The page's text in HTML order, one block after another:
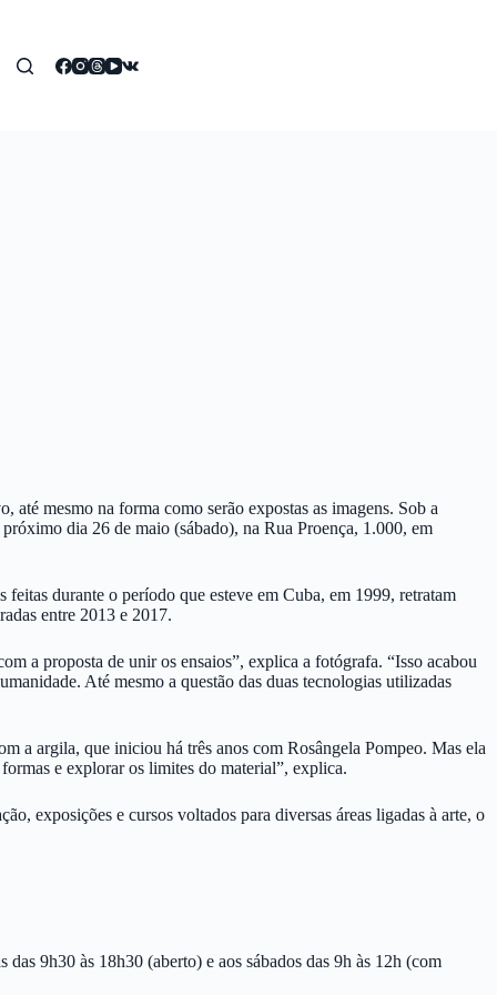
mesmo na forma como serão expostas as imagens. Sob a
dia 26 de maio (sábado), na Rua Proença, 1.000, em
durante o período que esteve em Cuba, em 1999, retratam
entre 2013 e 2017.
a proposta de unir os ensaios”, explica a fotógrafa. “Isso acabou
Até mesmo a questão das duas tecnologias utilizadas
a argila, que iniciou há três anos com Rosângela Pompeo. Mas ela
e explorar os limites do material”, explica.
exposições e cursos voltados para diversas áreas ligadas à arte, o
9h30 às 18h30 (aberto) e aos sábados das 9h às 12h (com